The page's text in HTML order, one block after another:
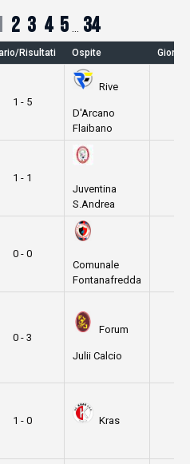
Risultati Ospite
1 - 5
Rive
D'Arcano
Flaibano
1 - 1
Juventina
S.Andrea
0 - 0
Comunale
Fontanafredda
0 - 3
Forum
Julii Calcio
1 - 0
Kras
2 3 4 5 … 34